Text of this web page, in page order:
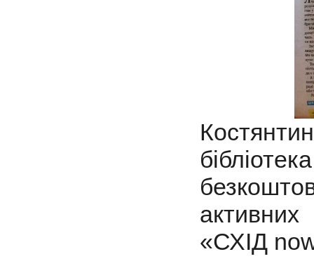
«СХІД